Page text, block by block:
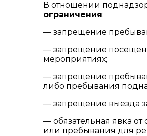
В отношении
ограничения:
— запрещение
— запрещение
мероприятиях;
— запрещение
либо пребывания
— запрещение выезда
— обязательная явка
или пребывания для